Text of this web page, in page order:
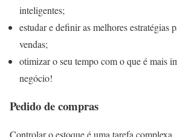
inteligentes;
estudar e definir as melhores estratégias
vendas;
otimizar o seu tempo com o que é mais
negócio!
Pedido de compras
Controlar o estoque é uma tarefa